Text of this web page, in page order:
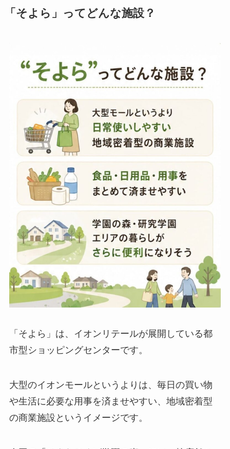
「そよら」ってどんな施設？
「そよら」は、イオンリテールが展開している都
市型ショッピングセンターです。
大型のイオンモールというよりは、毎日の買い物
や生活に必要な用事を済ませやすい、地域密着型
の商業施設というイメージです。